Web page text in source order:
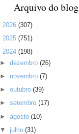
Arquivo do blog
2026 (307)
2025 (751)
2024 (198)
►dezembro(26)
► novembro(7)
►outubro(39)
►setembro(17)
►agosto(10)
▼ julho(31)